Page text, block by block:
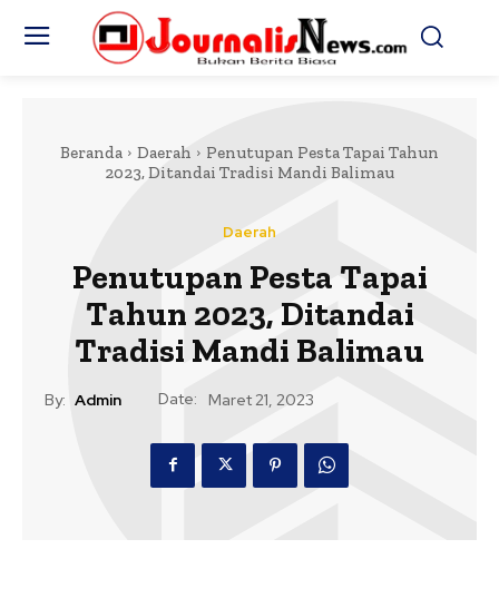
Beranda Daerah
Penutupan Pesta Tapai Tahun
2023, Ditandai Tradisi Mandi Balimau
Daerah
Penutupan Pesta Tapai
Tahun 2023, Ditandai
Tradisi Mandi Balimau
By: Admin Date: Maret 21, 2023